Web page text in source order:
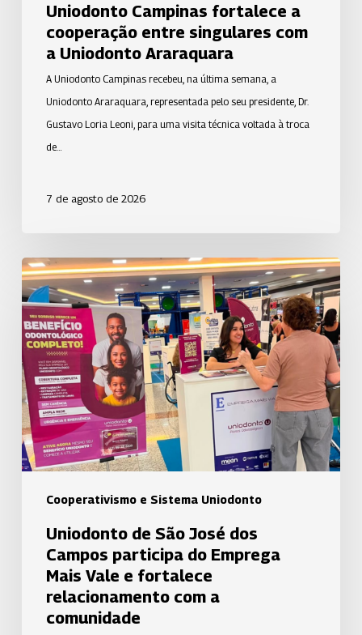
Uniodonto Campinas fortalece a
cooperação entre singulares com
a Uniodonto Araraquara
A Uniodonto Campinas recebeu, na última semana, a
Uniodonto Araraquara, representada pelo seu presidente, Dr.
Gustavo Loria Leoni, para uma visita técnica voltada à troca
de…
7 de agosto de 2026
Cooperativismo e Sistema Uniodonto
Uniodonto
de
São
José
dos
Campos
participa
do
Emprega
Mais
Vale
fortalece
relacionamento
com
Uniodonto de São José dos
Campos participa do Emprega
Mais Vale e fortalece
relacionamento com a
comunidade